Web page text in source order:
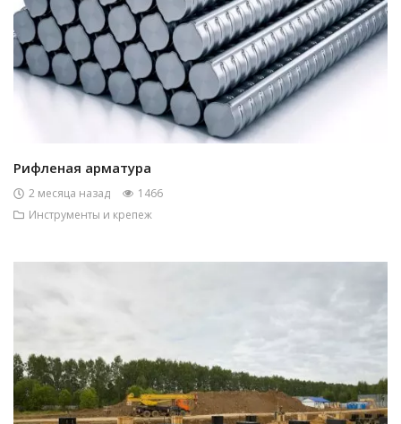
Рифленая арматура
2 месяца назад
1466
Инструменты и крепеж